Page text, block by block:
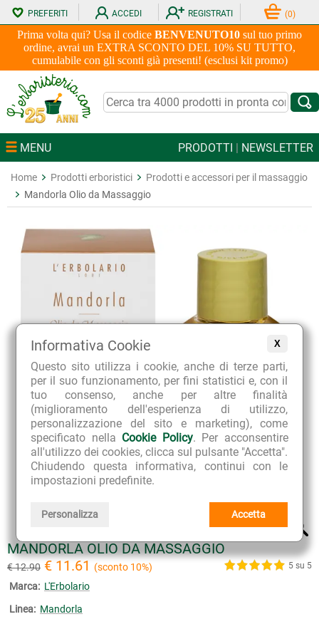
X
Informativa Cookie
Questo sito utilizza i cookie, anche di terze parti,
per il suo funzionamento, per fini statistici e, con il
tuo consenso, anche per altre finalità
(miglioramento dell'esperienza di utilizzo,
personalizzazione del sito e marketing), come
specificato nella Cookie Policy. Per acconsentire
all'utilizzo dei cookies, clicca sul pulsante "Accetta".
Chiudendo questa informativa, continui con le
impostazioni predefinite.
Personalizza Accetta
Prima volta qui? Usa il codice BENVENUTO10 sul tuo primo
ordine, avrai un EXTRA SCONTO DEL 10% SU TUTTO,
cumulabile con gli sconti già presenti! (esclusi kit promo)
PREFERITI ACCEDI REGISTRATI (0)
MENU PRODOTTI | NEWSLETTER
Home Prodotti erboristici
Prodotti e accessori per il massaggio
Mandorla Olio da Massaggio
MANDORLA OLIO DA MASSAGGIO
€ 12.90 € 11.61 (sconto 10%) 5 su 5
Marca: L'Erbolario
Linea: Mandorla